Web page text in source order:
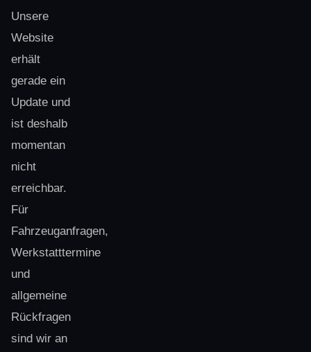
Unsere
Website
erhält
gerade ein
Update und
ist deshalb
momentan
nicht
erreichbar.
Für
Fahrzeuganfragen,
Werkstatttermine
und
allgemeine
Rückfragen
sind wir an